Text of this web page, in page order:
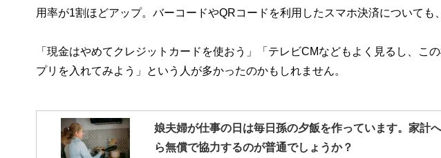
用率が1割ほどアップ。バーコードやQRコードを利用したスマホ決済についても
「現金はやめてクレジットカードを使おう」「テレビCMなどもよく見るし、こ
プリを入れてみよう」という人が多かったのかもしれません。
娘夫婦が仕事の日は毎日孫の夕飯を作っています。家計
ら無償で協力するのが普通でしょうか？